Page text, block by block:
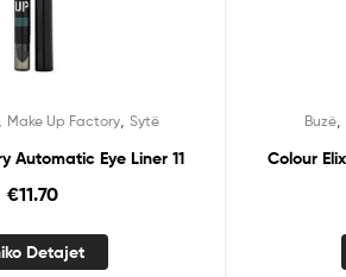
Make Up Factory ,Sytë
Make up Factory Automatic Eye Liner 11
€11.70
Detajet
Buzë,